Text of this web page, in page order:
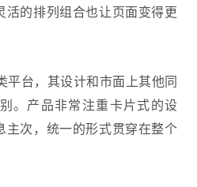
活的排列组合也让页面变得更
平台，其设计和市面上其他同
。产品非常注重卡片式的设
主次，统一的形式贯穿在整个